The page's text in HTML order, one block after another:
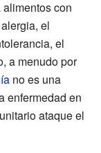
con
el
el
a menudo por
no es una
enfermedad en
ataque el